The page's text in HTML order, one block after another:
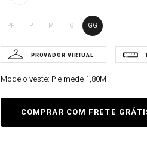
PP P M G GG
Modelo veste: P e mede 1,80M